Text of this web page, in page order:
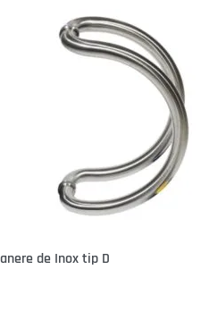
de Inox tip D